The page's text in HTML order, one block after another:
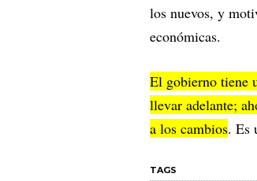
los nuevos, y
económicas.
El gobierno tiene
llevar adelante;
a los cambios. Es
TAGS